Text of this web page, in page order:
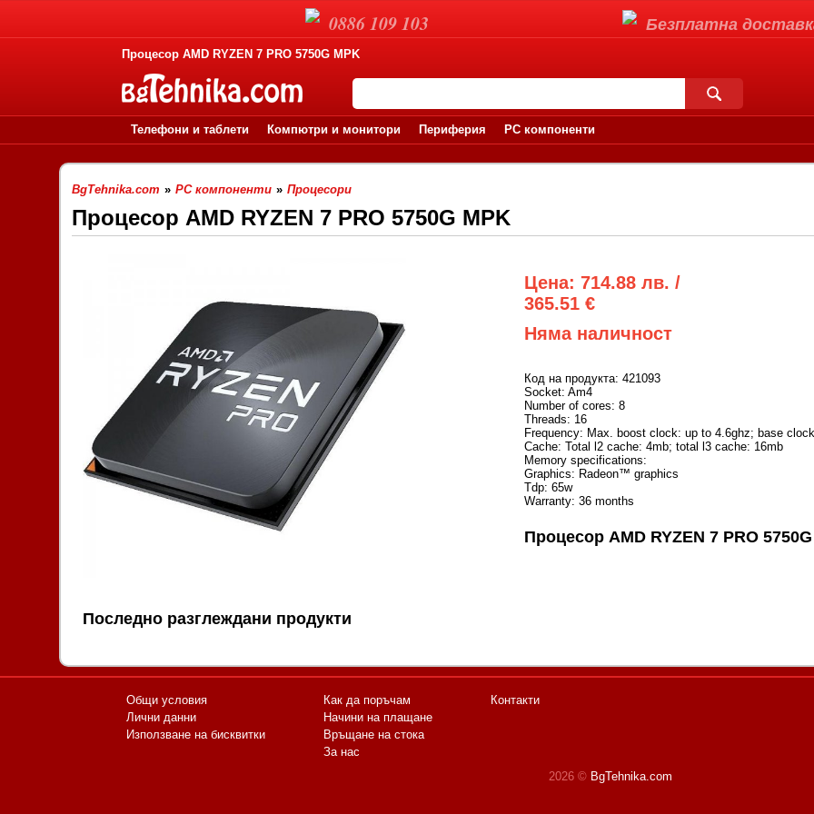
Процесор AMD RYZEN 7 PRO 5750G MPK
Телефони и таблети Компютри и монитори Периферия PC компоненти
BgTehnika.com » PC компоненти » Процесори
Процесор AMD RYZEN 7 PRO 5750G MPK
Цена: 714.88 лв. /
365.51 €
Няма наличност
Код на продукта: 421093
Socket: Am4
Number of cores: 8
Threads: 16
Frequency: Max. boost clock: up to 4.6ghz; base
Cache: Total l2 cache: 4mb; total l3 cache: 16mb
Memory specifications:
Graphics: Radeon™ graphics
Tdp: 65w
Warranty: 36 months
Процесор AMD RYZEN 7 PRO
Последно разглеждани продукти
0886 109 103 Безплатна
Общи условия
Лични данни
Използване на бисквитки
Как да поръчам
Начини на плащане
Връщане на стока
За нас
Контакти
2026 © BgTehnika.com